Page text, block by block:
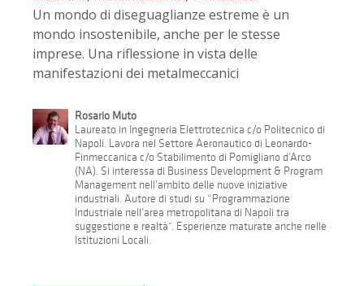
Un mondo di diseguaglianze estreme è un
mondo insostenibile, anche per le stesse
imprese. Una riflessione in vista delle
manifestazioni dei metalmeccanici
Rosario Muto
Laureato in Ingegneria Elettrotecnica c/o Politecnico di
Napoli. Lavora nel Settore Aeronautico di Leonardo-
Finmeccanica c/o Stabilimento di Pomigliano d’Arco
(NA). Si interessa di Business Development & Program
Management nell’ambito delle nuove iniziative
industriali. Autore di studi su “Programmazione
Industriale nell’area metropolitana di Napoli tra
suggestione e realtà”. Esperienze maturate anche nelle
Istituzioni Locali.